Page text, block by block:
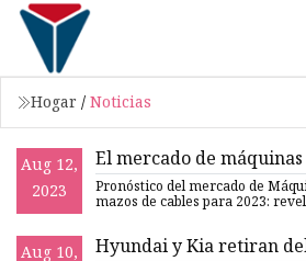
Hogar / Noticias
Aug 12,
2023
El mercado de
mazos de cables
un pronóstico increíbles
Pronóstico del mercado de
mazos de cables para 2023:
Aug 10,
Hyundai y Kia retiran